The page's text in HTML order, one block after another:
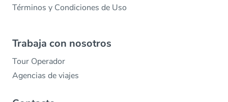
Términos y Condiciones de Uso
Trabaja con nosotros
Tour Operador
Agencias de viajes